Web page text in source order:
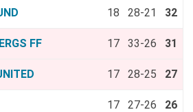
18 28-21 32
FF 17 33-26 31
17 28-25 27
17 27-26 26